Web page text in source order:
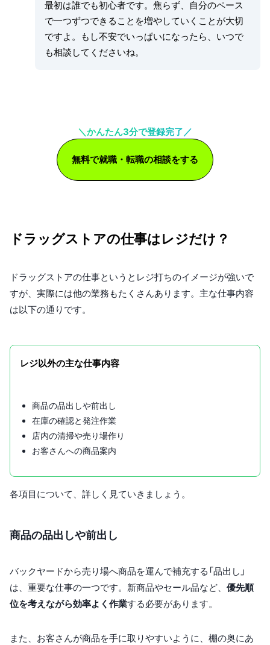
最初は誰でも初心者です。焦らず、自分のペース
で一つずつできることを増やしていくことが大切
ですよ。もし不安でいっぱいになったら、いつで
も相談してくださいね。
＼かんたん3分で登録完了／
無料で就職・転職の相談をする
ドラッグストアの仕事はレジだけ？
ドラッグストアの仕事というとレジ打ちのイメージが強いで
すが、実際には他の業務もたくさんあります。主な仕事内容
は以下の通りです。
レジ以外の主な仕事内容
商品の品出しや前出し
在庫の確認と発注作業
店内の清掃や売り場作り
お客さんへの商品案内
各項目について、詳しく見ていきましょう。
商品の品出しや前出し
バックヤードから売り場へ商品を運んで補充する「品出し」
は、重要な仕事の一つです。新商品やセール品など、 優先順
位を考えながら効率よく作業する必要があります。
また、お客さんが商品を手に取りやすいように、棚の奥にあ